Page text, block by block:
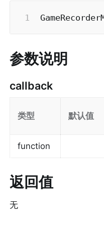
参数说明
callback
类型 默认值
function
返回值
无